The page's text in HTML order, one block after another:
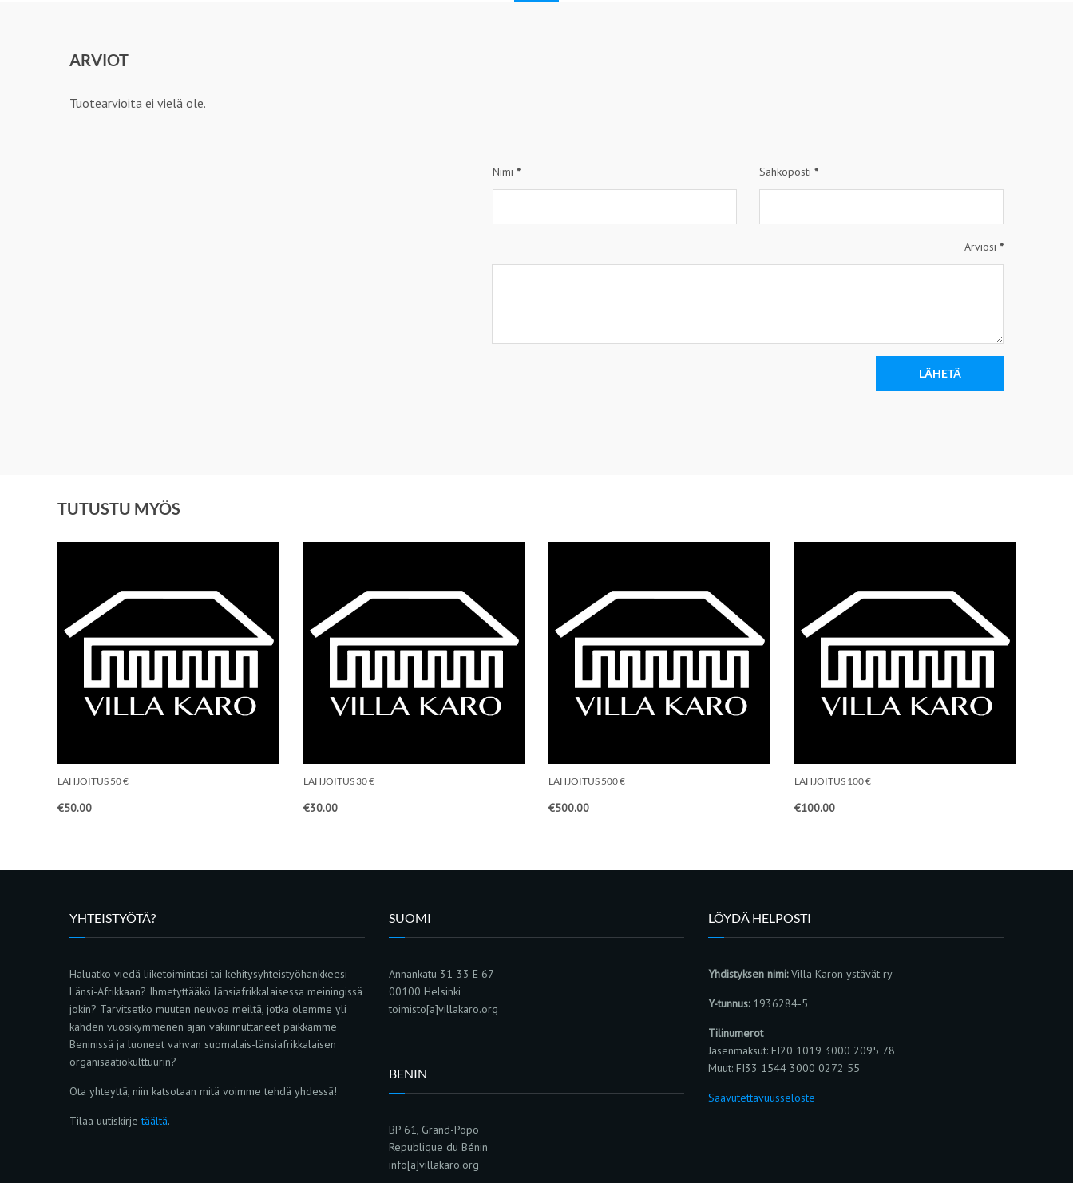
ARVIOT
Tuotearvioita ei vielä ole.
Nimi* Sähköposti*
Arviosi *
TUTUSTU MYÖS
LAHJOITUS 50 €
€50.00
LAHJOITUS 30 €
€30.00
LAHJOITUS 500 €
€500.00
LAHJOITUS 100 €
€100.00
YHTEISTYÖTÄ?
Haluatko viedä liiketoimintasi tai kehitysyhteistyöhankkeesi
Länsi-Afrikkaan? Ihmetyttääkö länsiafrikkalaisessa meiningissä
jokin? Tarvitsetko muuten neuvoa meiltä, jotka olemme yli
kahden vuosikymmenen ajan vakiinnuttaneet paikkamme
Beninissä ja luoneet vahvan suomalais-länsiafrikkalaisen
organisaatiokulttuurin?
Ota yhteyttä, niin katsotaan mitä voimme tehdä yhdessä!
Tilaa uutiskirjetäältä.
SUOMI
Annankatu 31-33 E 67
00100 Helsinki
toimisto[a]villakaro.org
BENIN
BP 61, Grand-Popo
Republique du Bénin
info[a]villakaro.org
LÖYDÄ HELPOSTI
Yhdistyksen nimi:Villa Karon ystävät ry
Y-tunnus:1936284-5
Tilinumerot
Jäsenmaksut: FI20 1019 3000 2095 78
Muut: FI33 1544 3000 0272 55
Saavutettavuusseloste